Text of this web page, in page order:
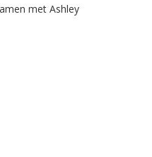
met Ashley